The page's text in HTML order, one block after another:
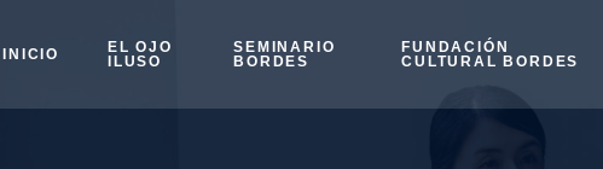
INICIO
EL OJO
ILUSO
SEMINARIO
BORDES
FUNDACIÓN
CULTURAL BORDES